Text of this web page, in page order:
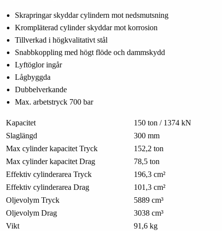
Skrapringar skyddar cylindern mot nedsmutsning
Krompläterad cylinder skyddar mot korrosion
Tillverkad i högkvalitativt stål
Snabbkoppling med högt flöde och dammskydd
Lyftöglor ingår
Lågbyggda
Dubbelverkande
Max. arbetstryck 700 bar
Kapacitet
150 ton / 1374 kN
Slaglängd
300 mm
Max cylinder kapacitet Tryck
152,2 ton
Max cylinder kapacitet Drag
78,5 ton
Effektiv cylinderarea Tryck
196,3 cm²
Effektiv cylinderarea Drag
101,3 cm²
Oljevolym Tryck
5889 cm³
Oljevolym Drag
3038 cm³
Vikt
91,6 kg